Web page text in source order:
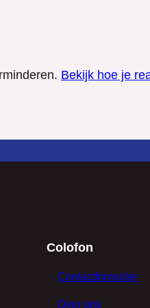
Bekijk hoe je
Colofon
Contactformulier
Over ons